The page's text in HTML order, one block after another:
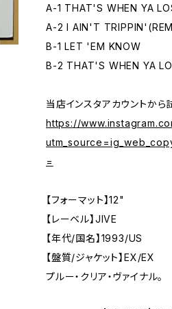
A-1 THAT'S WHEN YA
A-2 I AIN'T
B-1 LET 'EM KNOW
B-2 THAT'S WHEN YA
当店インスタアカウントか
https://
=
【フォーマット】12"
【レーベル】JIVE
【年代/国名】1993/US
【盤質/ジャケット】EX/EX
プルー・クリア・ヴァイナル。